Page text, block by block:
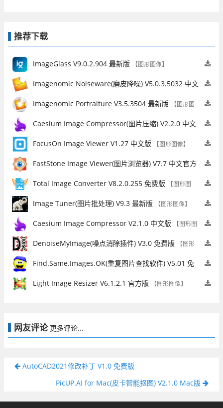
推荐下载
ImageGlass V9.0.2.904 最新版 【图形图像】
Imagenomic Noiseware(磨皮降噪) V5.0.3.5032 中文
版
【图形图像】
Imagenomic Portraiture V3.5.3504 最新版
【图形图
像】
Caesium Image Compressor(图片压缩) V2.2.0 中文
官方版 【图形图像】
FocusOn Image Viewer V1.27 中文版 【图形图像】
FastStone Image Viewer(图片浏览器) V7.7 中文官方
版【图形图像】
Total Image Converter V8.2.0.255 免费版
【图形图
像】
Image Tuner(图片批处理) V9.3 最新版 【图形图像】
Caesium Image Compressor V2.1.0 中文版
【图形图
像】
DenoiseMyImage(噪点消除插件) V3.0 免费版
【图形
图像】
Find.Same.Images.OK(重复图片查找软件) V5.01 免
费版 【图形图像】
Light Image Resizer V6.1.2.1 官方版 【图形图像】
网友评论 更多评论...
AutoCAD2021修改补丁 V1.0 免费版
PicUP.AI for Mac(皮卡智能抠图) V2.1.0 Mac版